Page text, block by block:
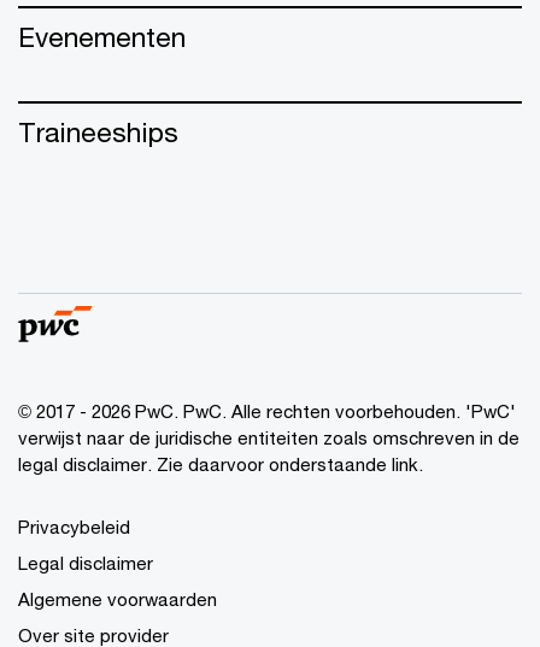
Evenementen
Traineeships
© 2017 - 2026 PwC. PwC. Alle rechten voorbehouden. 'PwC'
verwijst naar de juridische entiteiten zoals omschreven in de
legal disclaimer. Zie daarvoor onderstaande link.
Privacybeleid
Legal disclaimer
Algemene voorwaarden
Over site provider